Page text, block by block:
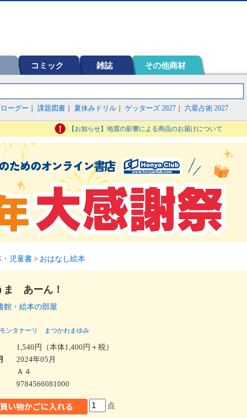
コミック 雑誌 その他商材
ーグー 課題図書 夏休みドリル ゲッターズ 2027 六星占術 2027
【お知らせ】地震の影響による商品のお届けについて
・児童書 > おはなし絵本
ま あーん！
館・絵本の部屋
ンタナーリ
まつかわまゆみ
1,540円（本体1,400円＋税）
2024年05月
Ａ４
9784566081000
点